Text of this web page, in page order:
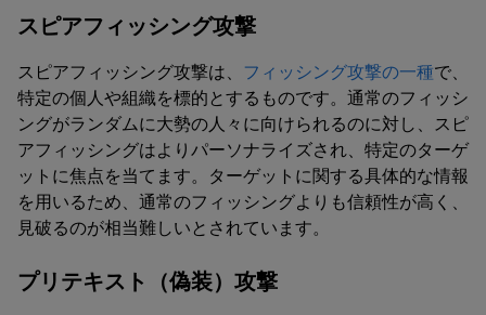
スピアフィッシング攻撃
スピアフィッシング攻撃は、 フィッシング攻撃の一種で、
特定の個人や組織を標的とするものです。通常のフィッシ
ングがランダムに大勢の人々に向けられるのに対し、スピ
アフィッシングはよりパーソナライズされ、特定のターゲ
ットに焦点を当てます。ターゲットに関する具体的な情報
を用いるため、通常のフィッシングよりも信頼性が高く、
見破るのが相当難しいとされています。
プリテキスト（偽装）攻撃